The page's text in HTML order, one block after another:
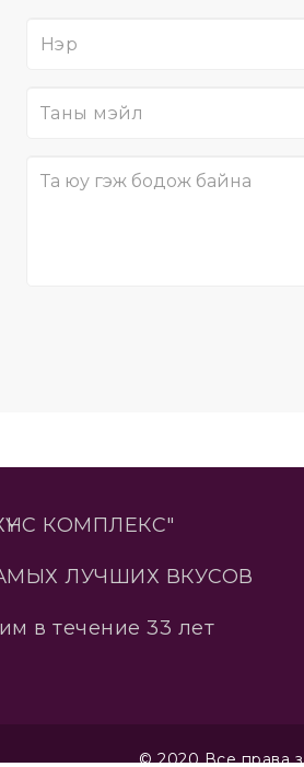
КОМПЛЕКС"
ЛУЧШИХ ВКУСОВ
в течение 33 лет
© 2020 Все